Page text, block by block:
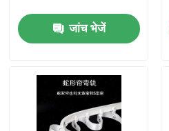
घर
वीडियो
जांच भेजें